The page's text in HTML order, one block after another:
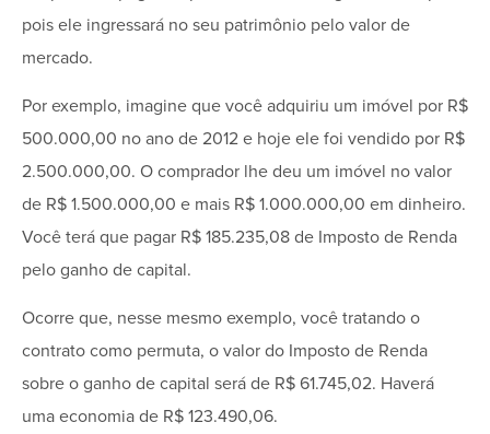
pois ele ingressará no seu patrimônio pelo valor de
mercado.
Por exemplo, imagine que você adquiriu um imóvel por R$
500.000,00 no ano de 2012 e hoje ele foi vendido por R$
2.500.000,00. O comprador lhe deu um imóvel no valor
de R$ 1.500.000,00 e mais R$ 1.000.000,00 em dinheiro.
Você terá que pagar R$ 185.235,08 de Imposto de Renda
pelo ganho de capital.
Ocorre que, nesse mesmo exemplo, você tratando o
contrato como permuta, o valor do Imposto de Renda
sobre o ganho de capital será de R$ 61.745,02. Haverá
uma economia de R$ 123.490,06.